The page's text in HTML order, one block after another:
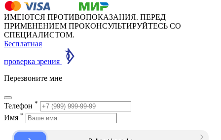
ИМЕЮТСЯ ПРОТИВОПОКАЗАНИЯ. ПЕРЕД
ПРИМЕНЕНИЕМ ПРОКОНСУЛЬТИРУЙТЕСЬ СО
СПЕЦИАЛИСТОМ.
Бесплатная
проверка зрения
Перезвоните мне
Телефон *
Имя *